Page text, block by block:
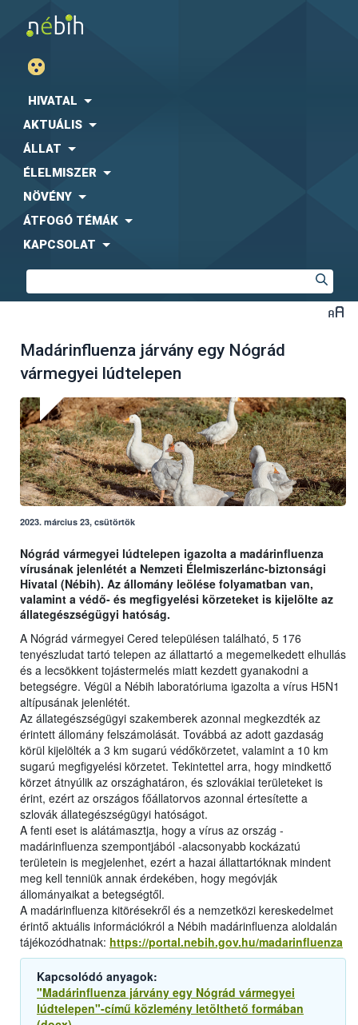
HIVATAL
AKTUÁLIS
ÁLLAT
ÉLELMISZER
NÖVÉNY
ÁTFOGÓ TÉMÁK
KAPCSOLAT
Madárinfluenza járvány egy Nógrád
vármegyei lúdtelepen
2023. március 23, csütörtök
Nógrád vármegyei lúdtelepen igazolta a madárinfluenza
vírusának jelenlétét a Nemzeti Élelmiszerlánc-biztonsági
Hivatal (Nébih). Az állomány leölése folyamatban van,
valamint a védő- és megfigyelési körzeteket is kijelölte az
állategészségügyi hatóság.
A Nógrád vármegyei Cered településen található, 5 176
tenyészludat tartó telepen az állattartó a megemelkedett elhullás
és a lecsökkent tojástermelés miatt kezdett gyanakodni a
betegségre. Végül a Nébih laboratóriuma igazolta a vírus H5N1
altípusának jelenlétét.
Az állategészségügyi szakemberek azonnal megkezdték az
érintett állomány felszámolását. Továbbá az adott gazdaság
körül kijelölték a 3 km sugarú védőkörzetet, valamint a 10 km
sugarú megfigyelési körzetet. Tekintettel arra, hogy mindkettő
körzet átnyúlik az országhatáron, és szlovákiai területeket is
érint, ezért az országos főállatorvos azonnal értesítette a
szlovák állategészségügyi hatóságot.
A fenti eset is alátámasztja, hogy a vírus az ország -
madárinfluenza szempontjából -alacsonyabb kockázatú
területein is megjelenhet, ezért a hazai állattartóknak mindent
meg kell tenniük annak érdekében, hogy megóvják
állományaikat a betegségtől.
A madárinfluenza kitörésekről és a nemzetközi kereskedelmet
érintő aktuális információkról a Nébih madárinfluenza aloldalán
tájékozódhatnak: https://portal.nebih.gov.hu/madarinfluenza
Kapcsolódó anyagok:
"Madárinfluenza járvány egy Nógrád vármegyei
lúdtelepen"-című közlemény letölthető formában